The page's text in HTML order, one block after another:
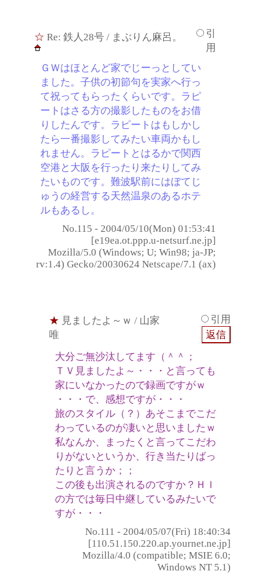
☆ Re: 鉄人28号 / まぶりん麻呂。
引
用
ＧＷはほとんど家でじーっとしてい
ました。子供の初節句を実家へ行っ
て祝ってもらったくらいです。ラピ
ートはさる方の撮影したものをお借
りしたんです。ラピートはもしかし
たら一番撮影してみたい車両かもし
れません。ラピートとはるかで関西
空港と大阪を行ったり来たりしてみ
たいものです。難波駅前にはぼてじ
ゅうの経営する天然温泉のあるホテ
ルもあるし。
No.115 - 2004/05/10(Mon) 01:53:41
[e19ea.ot.ppp.u-netsurf.ne.jp]
Mozilla/5.0 (Windows; U; Win98; ja-JP;
rv:1.4) Gecko/20030624 Netscape/7.1 (ax)
★ 見ましたよ～ｗ / 山家
唯
引用
大分ご無沙汰してます（＾＾；
ＴＶ見ましたよ～・・・と言っても
家にいなかったので録画ですがｗ
・・・で、感想ですが・・・
旅のスタイル（？）あそこまでこだ
わっているのが凄いと思いましたｗ
私なんか、まったくと言ってこだわ
りがないというか、行き当たりばっ
たりと言うか；；
この後も出演されるのですか？ＨＩ
の方では毎日中継しているみたいで
すが・・・
No.111 - 2004/05/07(Fri) 18:40:34
[110.51.150.220.ap.yournet.ne.jp]
Mozilla/4.0 (compatible; MSIE 6.0;
Windows NT 5.1)